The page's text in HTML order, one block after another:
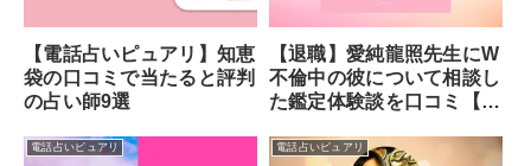
【電話占いピュアリ】知恵
袋の口コミで当たると評判
の占い師9選
【退職】愛純龍照先生にW
不倫中の彼について相談し
た鑑定体験談を口コミ【電
電話占いピュアリ 電話占いピュアリ